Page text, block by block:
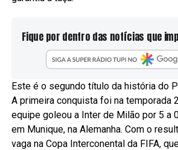
Fique por dentro das notícias que
Este é o segundo título da história do
A primeira conquista foi na temporada
equipe goleou a Inter de Milão por 5 a
em Munique, na Alemanha. Com o
vaga na Copa Interconental da FIFA,